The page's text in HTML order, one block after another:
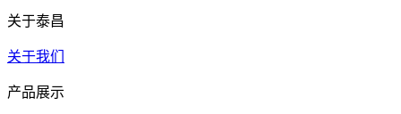
关于泰昌
关于我们
产品展示